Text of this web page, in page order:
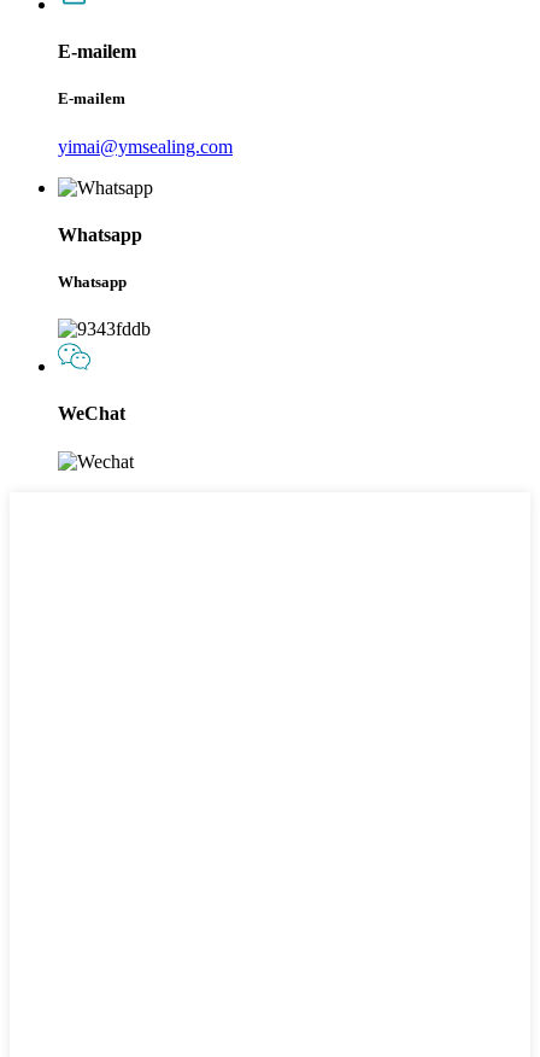
E-mailem
E-mailem
yimai@ymsealing.com
Whatsapp
Whatsapp
WeChat